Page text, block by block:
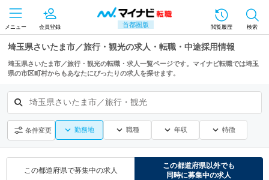
首都圏版
メニュー 会員登録 閲覧履歴 検索
埼玉県さいたま市／旅行・観光の求人・転職・中途採用情報
埼玉県さいたま市／旅行・観光の転職・求人一覧ページです。マイナビ転職では埼玉
県の市区町村からもあなたにぴったりの求人を探せます。
埼玉県さいたま市／旅行・観光
条件変更 勤務地 職種 年収 特徴
この都道府県で募集中の求人
この都道府県以外でも
同時に募集中の求人